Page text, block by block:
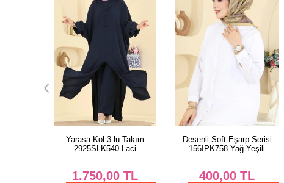
Desenli Soft Eşarp Serisi
156IPK758 Yağ Yeşili
400,00TL
Klasik Çizgili Uzun Elbise
726PM271 Açık Laci
850,00 TL